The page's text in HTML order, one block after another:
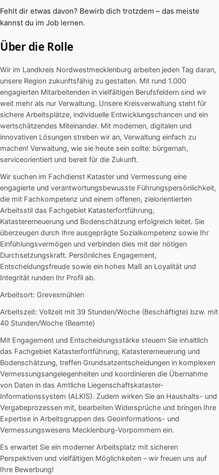
Fehlt dir etwas davon? Bewirb dich trotzdem – das meiste
kannst du im Job lernen.
Über die Rolle
Wir im Landkreis Nordwestmecklenburg arbeiten jeden Tag daran,
unsere Region zukunftsfähig zu gestalten. Mit rund 1.000
engagierten Mitarbeitenden in vielfältigen Berufsfeldern sind wir
weit mehr als nur Verwaltung. Unsere Kreisverwaltung steht für
sichere Arbeitsplätze, individuelle Entwicklungschancen und ein
wertschätzendes Miteinander. Mit modernen, digitalen und
innovativen Lösungen streben wir an, Verwaltung einfach zu
machen! Verwaltung, wie sie heute sein sollte: bürgernah,
serviceorientiert und bereit für die Zukunft.
Wir suchen im Fachdienst Kataster und Vermessung eine
engagierte und verantwortungsbewusste Führungspersönlichkeit,
die mit Fachkompetenz und einem offenen, zielorientierten
Arbeitsstil das Fachgebiet Katasterfortführung,
Katastererneuerung und Bodenschätzung erfolgreich leitet. Sie
überzeugen durch Ihre ausgeprägte Sozialkompetenz sowie Ihr
Einfühlungsvermögen und verbinden dies mit der nötigen
Durchsetzungskraft. Persönliches Engagement,
Entscheidungsfreude sowie ein hohes Maß an Loyalität und
Integrität runden Ihr Profil ab.
Arbeitsort: Grevesmühlen
Arbeitszeit: Vollzeit mit 39 Stunden/Woche (Beschäftigte) bzw. mit
40 Stunden/Woche (Beamte)
Mit Engagement und Entscheidungsstärke steuern Sie inhaltlich
das Fachgebiet Katasterfortführung, Katastererneuerung und
Bodenschätzung, treffen Grundsatzentscheidungen in komplexen
Vermessungsangelegenheiten und koordinieren die Übernahme
von Daten in das Amtliche Liegenschaftskataster-
Informationssystem (ALKIS). Zudem wirken Sie an Haushalts- und
Vergabeprozessen mit, bearbeiten Widersprüche und bringen Ihre
Expertise in Arbeitsgruppen des Geoinformations- und
Vermessungswesens Mecklenburg-Vorpommern ein.
Es erwartet Sie ein moderner Arbeitsplatz mit sicheren
Perspektiven und vielfältigen Möglichkeiten – wir freuen uns auf
Ihre Bewerbung!